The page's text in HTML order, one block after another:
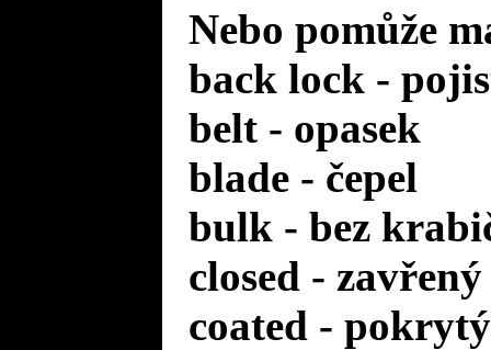
Nebo pomůže
back lock -
belt - opasek
blade - čepel
bulk - bez
closed - zavřený
coated -